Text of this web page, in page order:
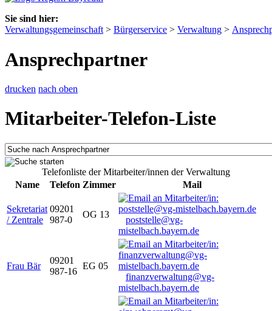
Sie sind hier:
Verwaltungsgemeinschaft > Bürgerservice > Verwaltung >
Ansprechpartner
drucken nach oben
Mitarbeiter-Telefon-Liste
Telefonliste der Mitarbeiter/innen der Verwaltung
Name
Telefon Zimmer Mail
Sekretariat
/ Zentrale
09201
987-0
OG 13
poststelle@vg-
mistelbach.bayern.de
Frau Bär
09201
987-16
EG 05
finanzverwaltung@vg-
mistelbach.bayern.de